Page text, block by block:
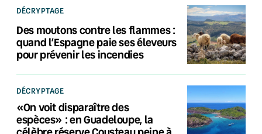
DÉCRYPTAGE
Des moutons contre les flammes :
quand l’Espagne paie ses éleveurs
pour prévenir les incendies
DÉCRYPTAGE
«On voit disparaître des
espèces» : en Guadeloupe, la